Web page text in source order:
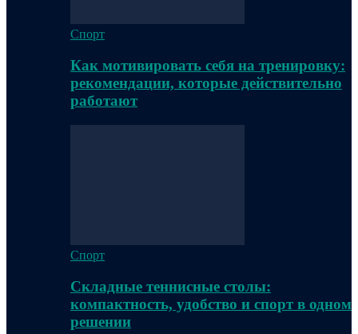
Спорт
Как мотивировать себя на тренировку:
рекомендации, которые действительно
работают
Спорт
Складные теннисные столы:
компактность, удобство и спорт в одном
решении